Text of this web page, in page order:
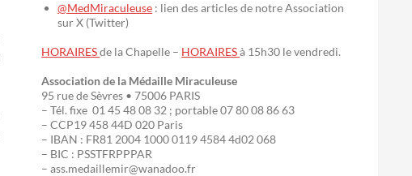
@MedMiraculeuse : lien des articles de notre Association
sur X (Twitter)
HORAIRESde la Chapelle – HORAIRESà 15h30 le vendredi.
Association de la Médaille Miraculeuse
95 rue de Sèvres • 75006 PARIS
– Tél. fixe 01 45 48 08 32 ; portable 07 80 08 86 63
– CCP19 458 44D 020 Paris
– IBAN : FR81 2004 1000 0119 4584 4d02 068
– BIC : PSSTFRPPPAR
– ass.medaillemir@wanadoo.fr